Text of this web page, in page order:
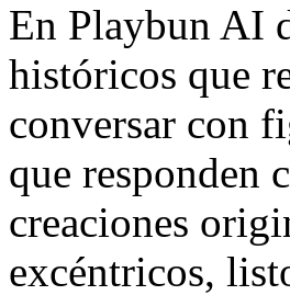
En Playbun AI
históricos que
conversar con
que responden
creaciones
excéntricos,